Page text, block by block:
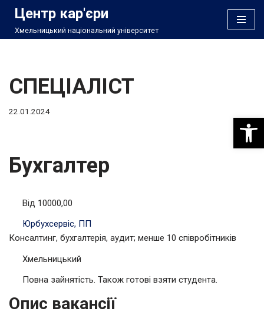
Перейти
Центр кар'єри
Хмельницький національний університет
СПЕЦІАЛІСТ
22.01.2024
Бухгалтер
Від 10000,00
Юрбухсервіс, ПП
Консалтинг, бухгалтерія, аудит; менше 10 співробітників
Хмельницький
Повна зайнятість. Також готові взяти студента.
Опис вакансії